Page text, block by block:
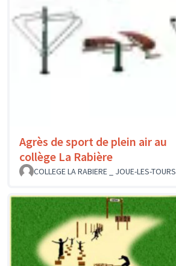
Agrès de sport de plein air au
collège La Rabière
COLLEGE LA RABIERE _ JOUE-LES-TOURS